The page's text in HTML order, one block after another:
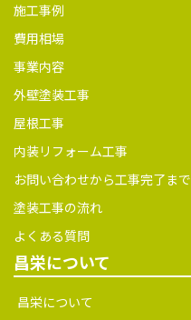
施工事例
費用相場
事業内容
外壁塗装工事
屋根工事
内装リフォーム工事
お問い合わせから工事完了まで
塗装工事の流れ
よくある質問
昌栄について
昌栄について